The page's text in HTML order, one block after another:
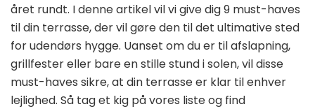
året rundt. I denne artikel vil vi give dig 9 must-haves
til din terrasse, der vil gøre den til det ultimative sted
for udendørs hygge. Uanset om du er til afslapning,
grillfester eller bare en stille stund i solen, vil disse
must-haves sikre, at din terrasse er klar til enhver
lejlighed. Så tag et kig på vores liste og find